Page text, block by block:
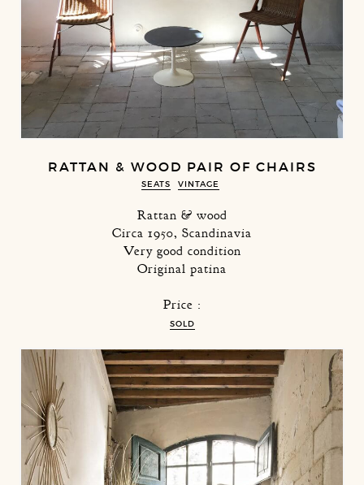
RATTAN & WOOD PAIR OF CHAIRS
SEATS VINTAGE
Rattan & wood
Circa 1950, Scandinavia
Very good condition
Original patina
Price :
SOLD